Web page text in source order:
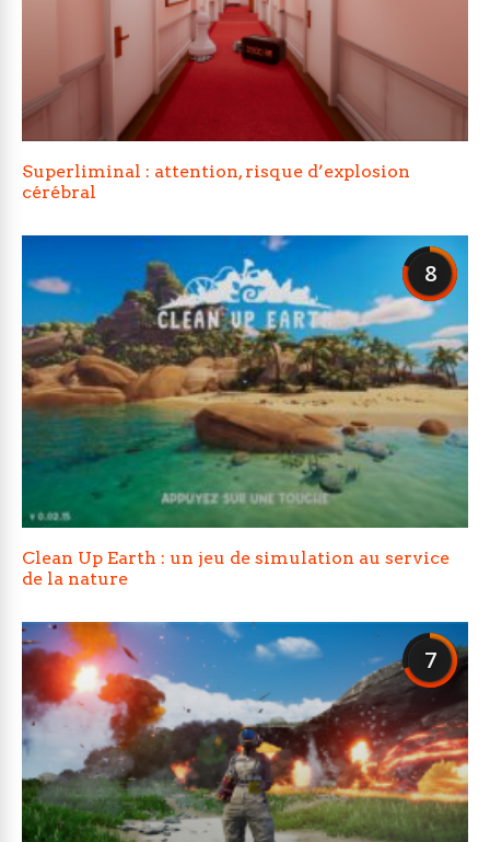
Superliminal : attention, risque d’explosion
cérébral
8
Clean Up Earth : un jeu de simulation au service
de la nature
7